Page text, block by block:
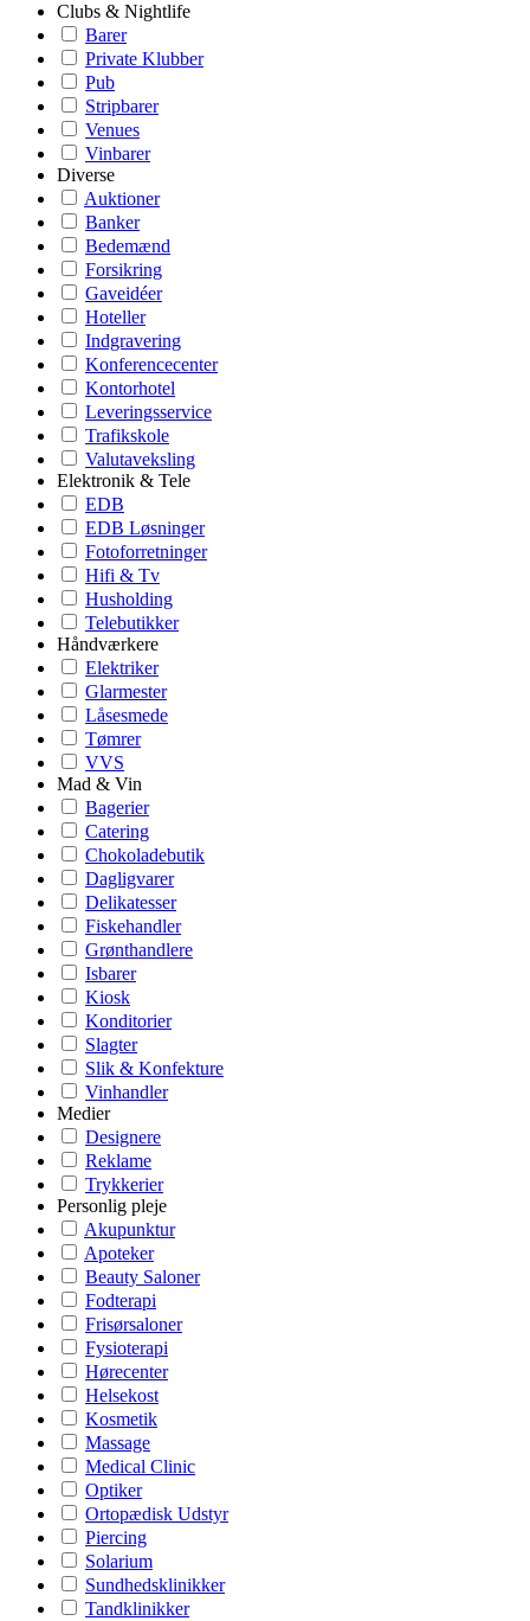
Clubs & Nightlife
Barer
Private Klubber
Pub
Stripbarer
Venues
Vinbarer
Diverse
Auktioner
Banker
Bedemænd
Forsikring
Gaveidéer
Hoteller
Indgravering
Konferencecenter
Kontorhotel
Leveringsservice
Trafikskole
Valutaveksling
Elektronik & Tele
EDB
EDB Løsninger
Fotoforretninger
Hifi & Tv
Husholding
Telebutikker
Håndværkere
Elektriker
Glarmester
Låsesmede
Tømrer
VVS
Mad & Vin
Bagerier
Catering
Chokoladebutik
Dagligvarer
Delikatesser
Fiskehandler
Grønthandlere
Isbarer
Kiosk
Konditorier
Slagter
Slik & Konfekture
Vinhandler
Medier
Designere
Reklame
Trykkerier
Personlig pleje
Akupunktur
Apoteker
Beauty Saloner
Fodterapi
Frisørsaloner
Fysioterapi
Hørecenter
Helsekost
Kosmetik
Massage
Medical Clinic
Optiker
Ortopædisk Udstyr
Piercing
Solarium
Sundhedsklinikker
Tandklinikker